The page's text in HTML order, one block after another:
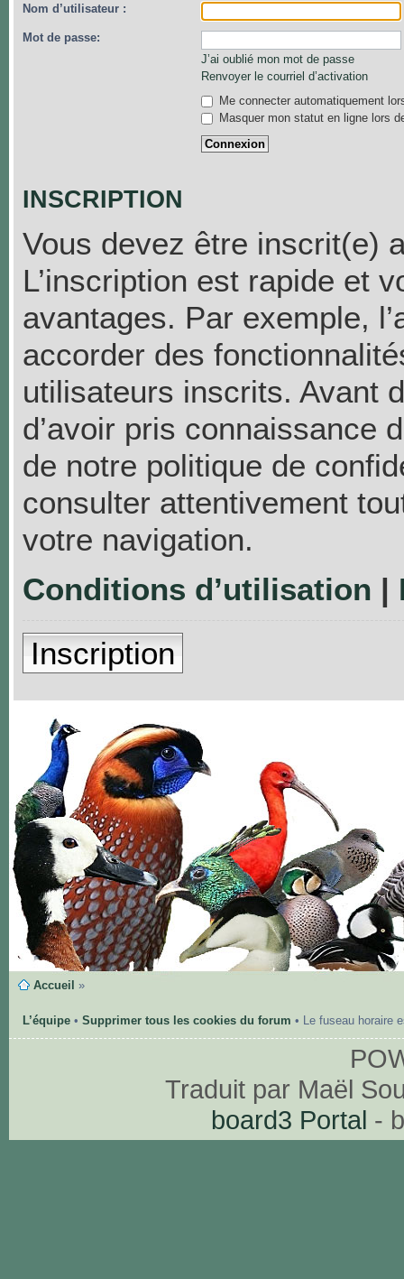
Nom d’utilisateur :
Mot de passe:
J’ai oublié mon mot de passe
Renvoyer le courriel d’activation
Me connecter automatiquement
Masquer mon statut en ligne lors
INSCRIPTION
Vous devez être inscrit(e)
L’inscription est rapide et
avantages. Par exemple,
accorder des
utilisateurs inscrits. Avant
d’avoir pris connaissance
de notre politique de
consulter attentivement
votre navigation.
Conditions d’utilisation |
Inscription
Accueil »
L’équipe• Supprimer tous les cookies du forum • Le fuseau horaire
Traduit par Maël
board3 Portal -